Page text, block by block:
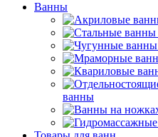
Ванны
ванны